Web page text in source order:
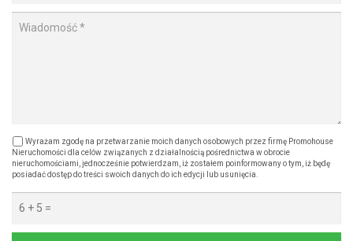
Wyrażam zgodę na przetwarzanie moich danych osobowych przez firmę Promohouse
Nieruchomości dla celów związanych z działalnością pośrednictwa w obrocie
nieruchomościami, jednocześnie potwierdzam, iż zostałem poinformowany o tym, iż będę
posiadać dostęp do treści swoich danych do ich edycji lub usunięcia.